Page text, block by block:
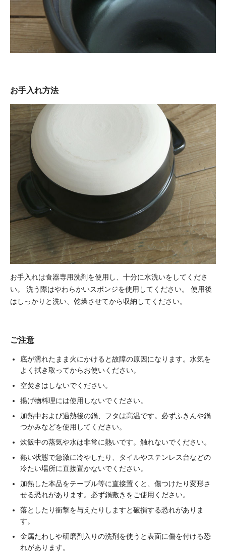
お手入れ方法
お手入れは食器専用洗剤を使用し、十分に水洗いをしてくださ
い。
洗う際はやわらかいスポンジを使用してください。
使用後
はしっかりと洗い、乾燥させてから収納してください。
ご注意
底が濡れたまま火にかけると故障の原因になります。水気を
よく拭き取ってからお使いください。
空焚きはしないでください。
揚げ物料理には使用しないでください。
加熱中および過熱後の鍋、フタは高温です。必ずふきんや鍋
つかみなどを使用してください。
炊飯中の蒸気や水は非常に熱いです。触れないでください。
熱い状態で急激に冷やしたり、タイルやステンレス台などの
冷たい場所に直接置かないでください。
加熱した本品をテーブル等に直接置くと、傷つけたり変形さ
せる恐れがあります。必ず鍋敷きをご使用ください。
落としたり衝撃を与えたりしますと破損する恐れがありま
す。
金属たわしや研磨剤入りの洗剤を使うと表面に傷を付ける恐
れがあります。